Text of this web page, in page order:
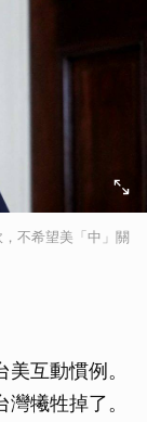
不希望美「中」關
互動慣例。
犧牲掉了。